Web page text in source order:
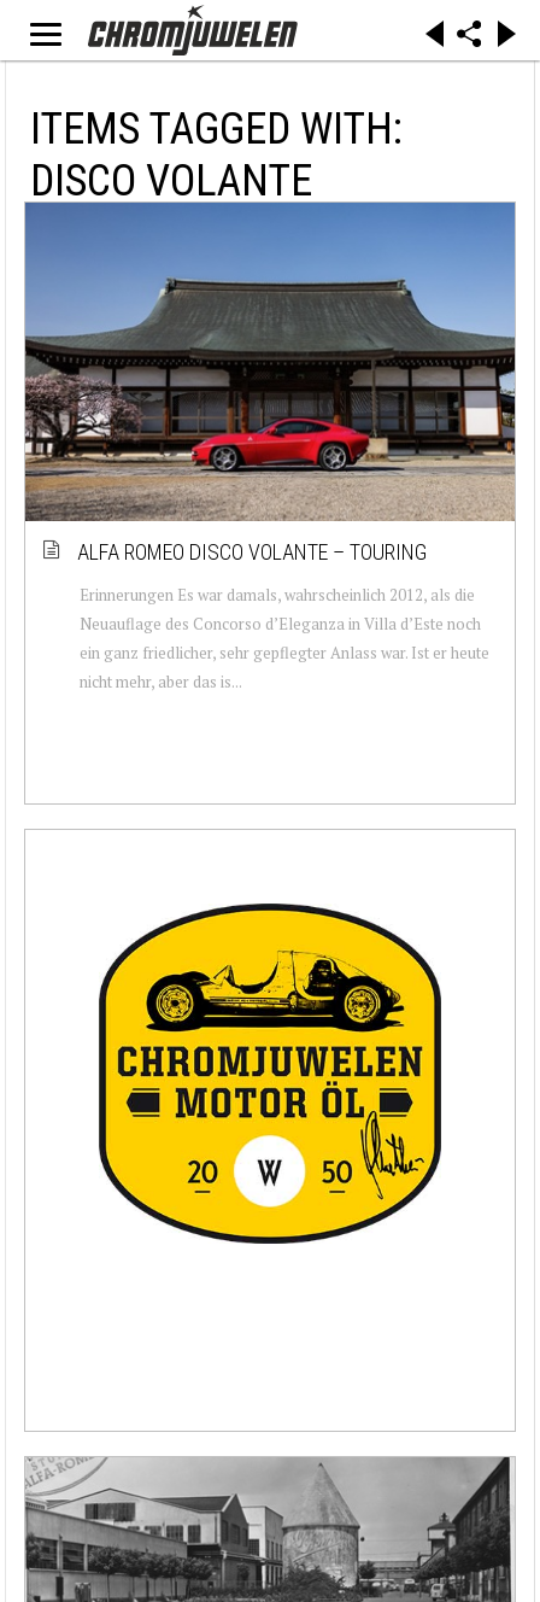
ITEMS TAGGED WITH:
DISCO VOLANTE
ALFA ROMEO DISCO VOLANTE – TOURING
Erinnerungen Es war damals, wahrscheinlich 2012, als die
Neuauflage des Concorso d’Eleganza in Villa d’Este noch
ein ganz friedlicher, sehr gepflegter Anlass war. Ist er heute
nicht mehr, aber das is...